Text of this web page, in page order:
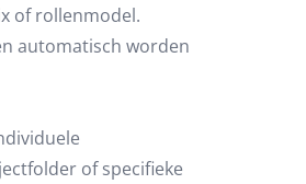
of rollenmodel.
automatisch worden
of specifieke